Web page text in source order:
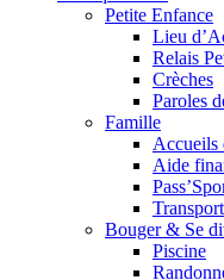
Petite Enfance
Lieu
Relais
Crèches
Paroles
Famille
Accueils
Aide
Bouger & Se
Piscine